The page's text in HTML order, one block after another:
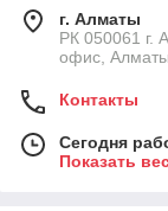
г. Алматы
РК 050061 г.
офис,
Контакты
Сегодня
Показать